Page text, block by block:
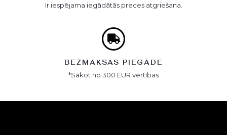
Ir iespējama iegādātās preces atgriešana.
BEZMAKSAS PIEGĀDE
*Sākot no 300 EUR vērtības